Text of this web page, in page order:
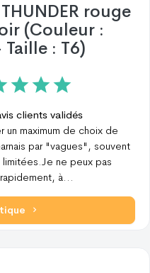
rouge
(Couleur :
: T6)
clients validés
maximum de choix de
par "vagues", souvent
ne peux pas
à...